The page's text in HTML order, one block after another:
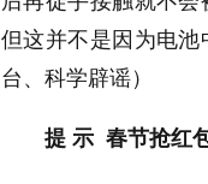
但这并不是因为电
台、科学辟谣）
提 示 春节抢红